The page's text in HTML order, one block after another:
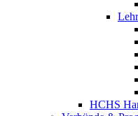
HCHS